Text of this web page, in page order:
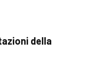
della